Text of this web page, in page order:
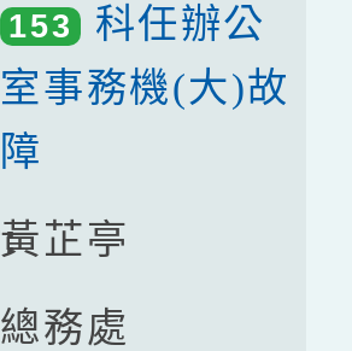
153
科任辦公
室事務機(大)故
障
黃芷亭
總務處